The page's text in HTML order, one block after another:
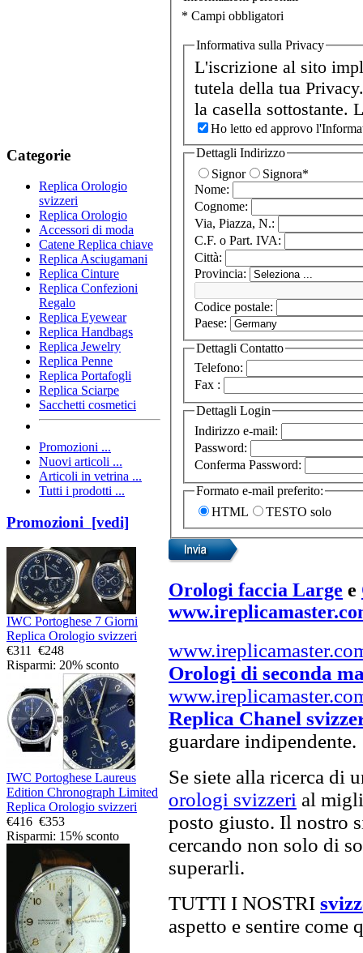
Categorie
Replica Orologio
svizzeri
Replica Orologio
Accessori di moda
Catene Replica chiave
Replica Asciugamani
Replica Cinture
Replica Confezioni
Regalo
Replica Eyewear
Replica Handbags
Replica Jewelry
Replica Penne
Replica Portafogli
Replica Sciarpe
Sacchetti cosmetici
Promozioni ...
Nuovi articoli ...
Articoli in vetrina ...
Tutti i prodotti ...
Promozioni [vedi]
IWC Portoghese 7 Giorni
Replica Orologio svizzeri
€311
€248
Risparmi: 20% sconto
IWC Portoghese Laureus
Edition Chronograph Limited
Replica Orologio svizzeri
€416 €353
Risparmi: 15% sconto
* Campi obbligatori
Informativa sulla Privacy
L'iscrizione al sito
tutela della tua
la casella sottostante.
Ho letto ed approvo
Dettagli Indirizzo
Signor
Signora*
Nome:
Cognome:
Via, Piazza, N.:
C.F. o Part. IVA:
Città:
Provincia:
Codice postale:
Paese:
Dettagli Contatto
Telefono:
Fax :
Dettagli Login
Indirizzo e-mail:
Password:
Conferma Password:
Formato e-mail preferito:
HTML
TESTO solo
Orologi faccia Large e
Orologi di seconda
Replica Chanel
guardare indipendente.
Se siete alla ricerca di
orologi svizzeri al
posto giusto. Il nostro
cercando non solo di
superarli.
TUTTI I NOSTRI
aspetto e sentire